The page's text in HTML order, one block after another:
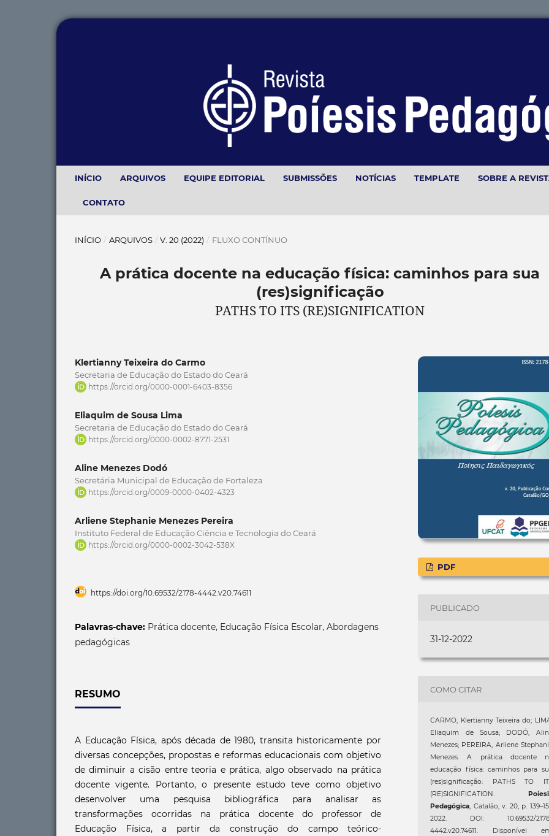
INÍCIO ARQUIVOS EQUIPE EDITORIAL SUBMISSÕES NOTÍCIAS TEMPLATE SOBRE A
CONTATO
INÍCIO / ARQUIVOS / V. 20 (2022) / FLUXO CONTÍNUO
A prática docente na educação física: caminhos para sua
(res)significação
PATHS TO ITS (RE)SIGNIFICATION
Klertianny Teixeira do Carmo
Secretaria de Educação do Estado do Ceará
https://orcid.org/0000-0001-6403-8356
Eliaquim de Sousa Lima
Secretaria de Educação do Estado do Ceará
https://orcid.org/0000-0002-8771-2531
Aline Menezes Dodó
Secretária Municipal de Educação de Fortaleza
https://orcid.org/0009-0000-0402-4323
Arliene Stephanie Menezes Pereira
Instituto Federal de Educação Ciência e Tecnologia do Ceará
https://orcid.org/0000-0002-3042-538X
https://doi.org/10.69532/2178-4442.v20.74611
Palavras-chave: Prática docente, Educação Física Escolar, Abordagens
pedagógicas
RESUMO
A Educação Física, após década de 1980, transita historicamente por
diversas concepções, propostas e reformas educacionais com objetivo
de diminuir a cisão entre teoria e prática, algo observado na prática
docente vigente. Portanto, o presente estudo teve como objetivo
desenvolver uma pesquisa bibliográfica para analisar as
transformações ocorridas na prática docente do professor de
Educação Física, a partir da construção do campo teórico-
PDF
PUBLICADO
31-12-2022
COMO CITAR
CARMO, Klertianny Teixeira do;
Eliaquim de Sousa; DODÓ,
Menezes; PEREIRA, Arliene
Menezes. A prática docente
educação física: caminhos para
(res)significação: PATHS TO
(RE)SIGNIFICATION.
Pedagógica, Catalão, v. 20, p.
2022. DOI: 10.69532/
4442.v20.74611. Disponível